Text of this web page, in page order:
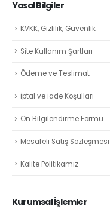
Yasal Bilgiler
KVKK, Gizlilik, Güvenlik
Site Kullanım Şartları
Ödeme ve Teslimat
İptal ve İade Koşulları
Ön Bilgilendirme Formu
Mesafeli Satış Sözleşmesi
Kalite Politikamız
Kurumsal İşlemler